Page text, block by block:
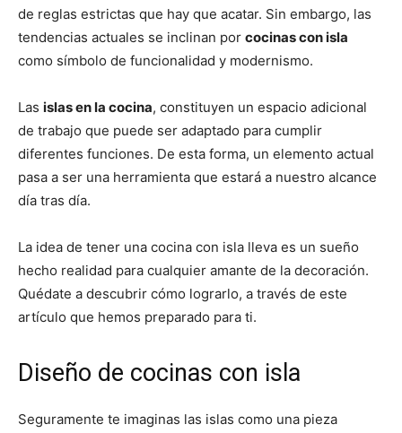
de reglas estrictas que hay que acatar. Sin embargo, las
tendencias actuales se inclinan por cocinas con isla
como símbolo de funcionalidad y modernismo.
Las islas en la cocina, constituyen un espacio adicional
de trabajo que puede ser adaptado para cumplir
diferentes funciones. De esta forma, un elemento actual
pasa a ser una herramienta que estará a nuestro alcance
día tras día.
La idea de tener una cocina con isla lleva es un sueño
hecho realidad para cualquier amante de la decoración.
Quédate a descubrir cómo lograrlo, a través de este
artículo que hemos preparado para ti.
Diseño de cocinas con isla
Seguramente te imaginas las islas como una pieza